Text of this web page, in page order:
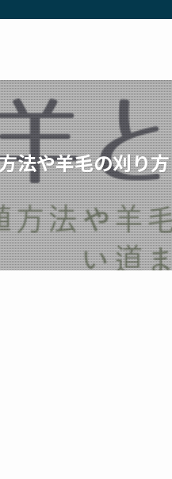
法や羊毛の刈り